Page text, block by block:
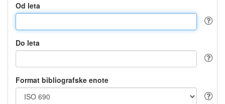
Od leta
Do leta
Format bibliografske enote